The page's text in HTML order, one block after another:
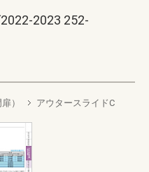
2023 252-
）
アウタースライドC